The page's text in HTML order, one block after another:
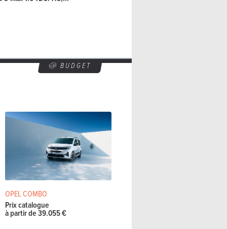
BUDGET
OPEL COMBO
Prix catalogue
à partir de 39.055 €